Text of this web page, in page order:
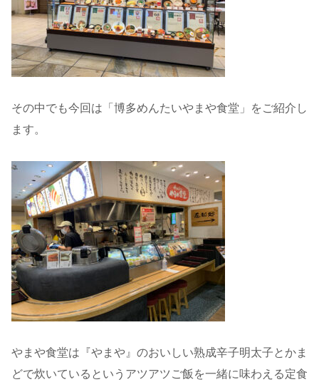
その中でも今回は「博多めんたいやまや食堂」をご紹介し
ます。
やまや食堂は『やまや』のおいしい熟成辛子明太子とかま
どで炊いているというアツアツご飯を一緒に味わえる定食